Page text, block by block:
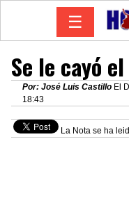
☰
Se le cayó
Por: José Luis Castillo El
18:43
La Nota se ha